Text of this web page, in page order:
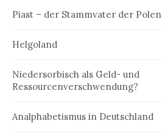
Piast – der Stammvater der Polen
Helgoland
Niedersorbisch als Geld- und
Ressourcenverschwendung?
Analphabetismus in Deutschland